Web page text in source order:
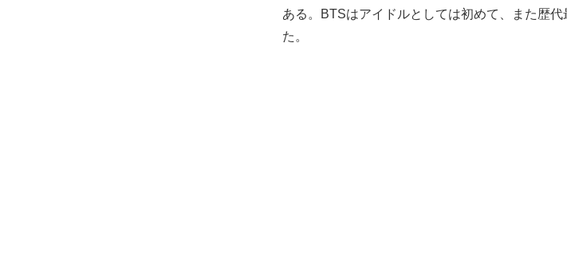
ある。BTSはアイドルとしては初めて、また歴
た。